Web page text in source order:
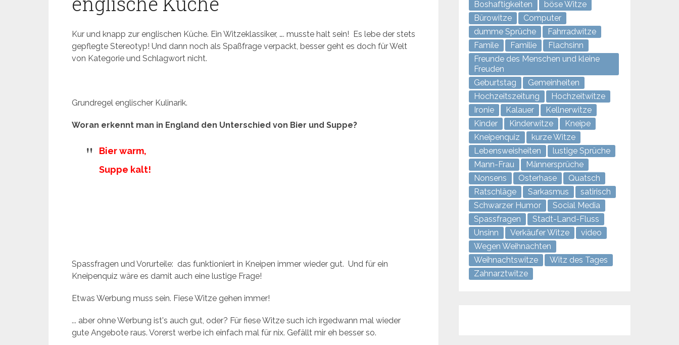
Kur und knapp zur englischen Küche. Ein Witzeklassiker, …. musste halt sein! Es lebe der stets
gepflegte Stereotyp! Und dann noch als Spaßfrage verpackt, besser geht es doch für Welt
von Kategorie und Schlagwort nicht.
Grundregel englischer Kulinarik.
Woran erkennt man in England den Unterschied von Bier und Suppe?
Bier warm,
Suppe kalt!
Spassfragen und Vorurteile: das funktioniert in Kneipen immer wieder gut. Und für ein
Kneipenquiz wäre es damit auch eine lustige Frage!
Etwas Werbung muss sein. Fiese Witze gehen immer!
... aber ohne Werbung ist's auch gut, oder? Für fiese Witze such ich irgedwann mal wieder
gute Angebote raus. Vorerst werbe ich einfach mal für nix. Gefällt mir eh besser so.
Boshaftigkeiten
böse Witze
Bürowitze
Computer
dumme Sprüche
Fahrradwitze
Famile
Familie
Flachsinn
Freunde des Menschen und kleine
Freuden
Geburtstag
Gemeinheiten
Hochzeitszeitung
Hochzeitwitze
Ironie
Kalauer
Kellnerwitze
Kinder
Kinderwitze
Kneipe
Kneipenquiz
kurze Witze
Lebensweisheiten
lustige Sprüche
Mann-Frau
Männersprüche
Nonsens
Osterhase
Quatsch
Ratschläge
Sarkasmus
satirisch
Schwarzer Humor
Social Media
Spassfragen
Stadt-Land-Fluss
Unsinn
Verkäufer Witze
video
Wegen Weihnachten
Weihnachtswitze
Witz des Tages
Zahnarztwitze